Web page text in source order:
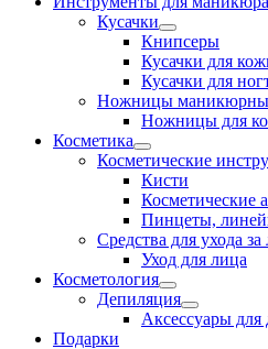
Кусачки
Книпсеры
Кусачки для
Кусачки для
Ножницы
Ножницы для
Косметика
Косметические
Кисти
Косметические
Пинцеты,
Средства для ухода
Уход для лица
Косметология
Депиляция
Аксессуары для
Подарки